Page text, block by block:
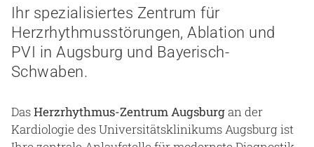
Beruf & Karriere
Anreise
Ihr spezialisiertes Zentrum für
Herzrhythmusstörungen, Ablation und
PVI in Augsburg und Bayerisch-
Schwaben.
DasHerzrhythmus-Zentrum Augsburgan der
Kardiologie des Universitätsklinikums Augsburg ist